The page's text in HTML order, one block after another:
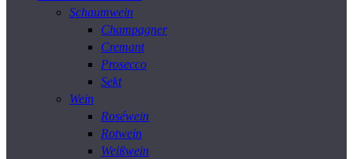
Schaumwein
Champagner
Cremant
Prosecco
Sekt
Wein
Roséwein
Rotwein
Weißwein